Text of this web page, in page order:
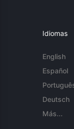
Idiomas
English
Español
Deutsch
Más...